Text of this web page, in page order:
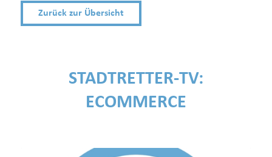
Zurück zur Übersicht
STADTRETTER-TV:
ECOMMERCE